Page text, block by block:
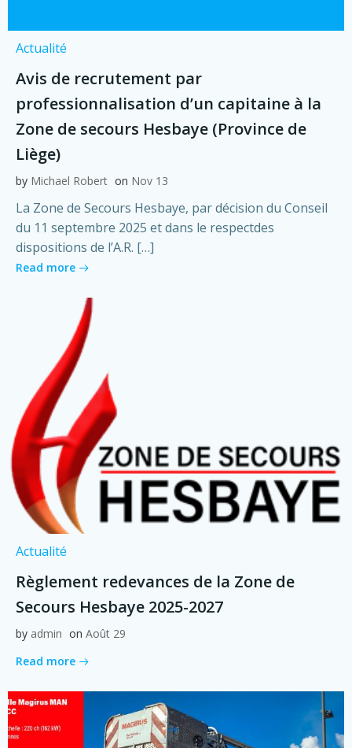
Actualité
Avis de recrutement par
professionnalisation d’un capitaine à la
Zone de secours Hesbaye (Province de
Liège)
by Michael Robert on Nov 13
La Zone de Secours Hesbaye, par décision du Conseil
du 11 septembre 2025 et dans le respectdes
dispositions de l’A.R. […]
Read more
Actualité
Règlement redevances de la Zone de
Secours Hesbaye 2025-2027
by admin on Août 29
Read more